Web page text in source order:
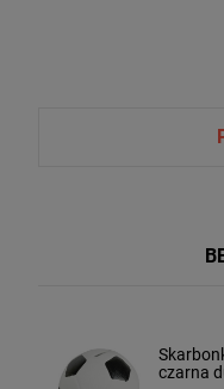
czarna
Taca
mango